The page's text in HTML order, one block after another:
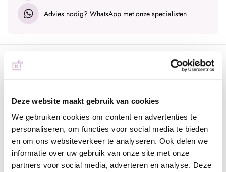
Deze website maakt gebruik van cookies
We gebruiken cookies om content en advertenties te
personaliseren, om functies voor social media te bieden
en om ons websiteverkeer te analyseren. Ook delen we
informatie over uw gebruik van onze site met onze
partners voor social media, adverteren en analyse. Deze
Advies nodig? WhatsApp met onze specialisten
Omschrijving
Hét revolutionaire product van dit moment! Gemakkelijker dan
acryl, fijner dan gel, perfecte hechting, revolutionair, snel, zalig
om te vijlen en heeft een heerlijke geur.
Deze mooie next gel is uitermate geschikt voor het maken van
je one tone nagel, nagelbed van de french manicure of